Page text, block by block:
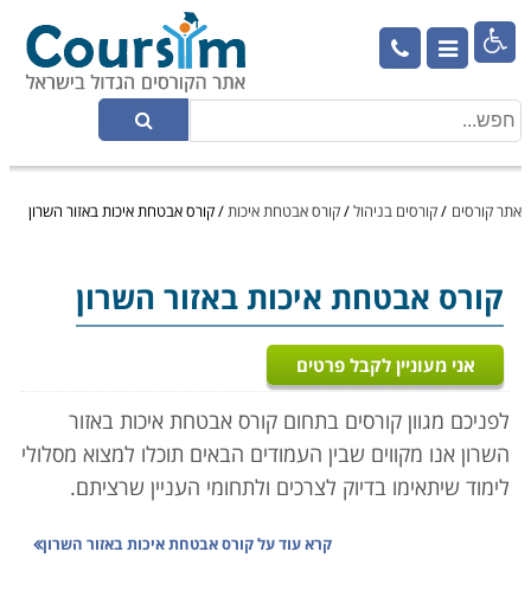

אתר קורסים /קורסים בניהול/קורס אבטחת איכות/קורס אבטחת איכות באזור השרון
קורס אבטחת איכותבאזור השרון
אני מעוניין לקבל פרטים
לפניכם מגוון קורסים בתחום קורס אבטחת איכות באזור
השרון אנו מקווים שבין העמודים הבאים תוכלו למצוא מסלולי
לימוד שיתאימו בדיוק לצרכים ולתחומי העניין שרציתם.
אזור השרון מתפתח מאוד בשנים האחרונות. פרוייקטים
קרא עוד עלקורס אבטחת איכות באזור השרון